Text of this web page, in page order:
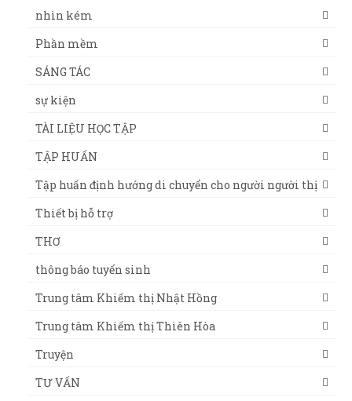
nhìn kém
Phần mềm
SÁNG TÁC
sự kiện
TÀI LIỆU HỌC TẬP
TẬP HUẤN
Tập huấn định hướng di chuyển cho người người thị
Thiết bị hỗ trợ
THƠ
thông báo tuyển sinh
Trung tâm Khiếm thị Nhật Hồng
Trung tâm Khiếm thị Thiên Hòa
Truyện
TƯ VẤN